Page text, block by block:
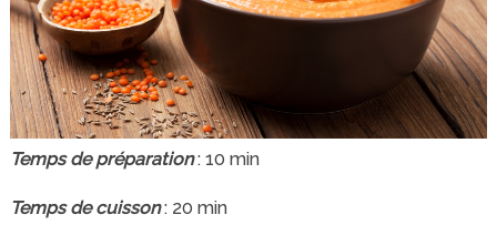
Temps de préparation: 10 min
Temps de cuisson: 20 min